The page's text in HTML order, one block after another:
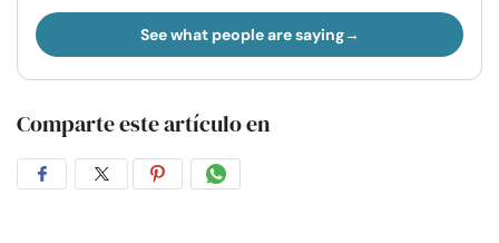
See what people are saying
Comparte este artículo en
CompartirCompartirCompartirCompartir